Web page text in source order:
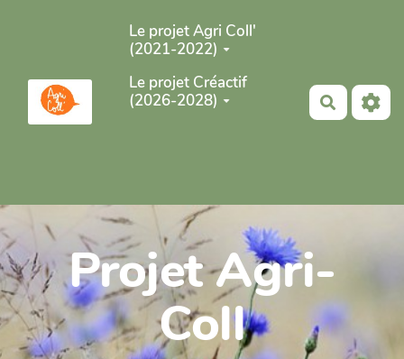
Aller au contenu principalLe projet Agri Coll'
(2021-2022)
Le projet Créactif
(2026-2028)
Projet Agri-
Coll